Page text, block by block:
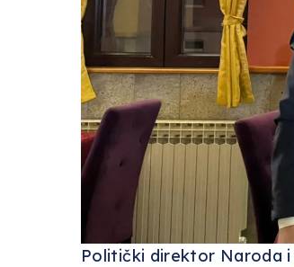
Politički direktor Naroda